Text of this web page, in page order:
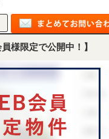
員様限定で公開中！】